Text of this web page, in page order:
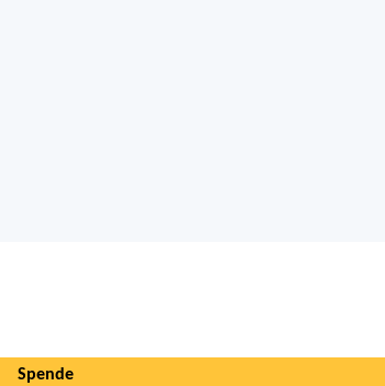
Spende